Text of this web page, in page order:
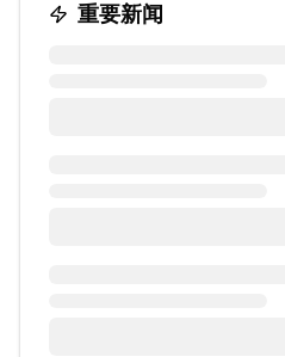
重要新闻